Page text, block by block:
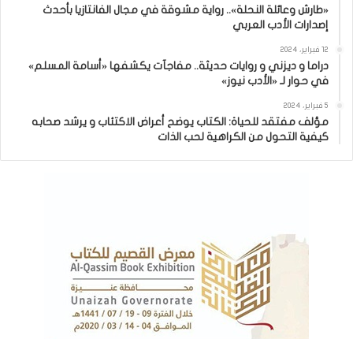
«طارش وعائلة النحلة».. رواية مشوقة في مجال الفانتازيا بأحدث
إصدارات الأدب العربي
12 فبراير، 2024
دراما و ديزني و روايات حديثة.. مفاجآت يكشفها «أسامة المسلم»
في حوار لـ «الأدب نيوز»
5 فبراير، 2024
مؤلف مفتقد للحياة: الكتاب يوضح أعراض الاكتئاب و يرشد صحابه
كيفية التحول من الكراهية لحب الذات